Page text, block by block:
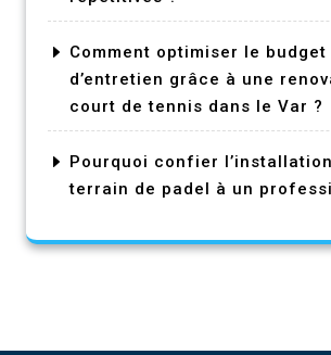
Comment optimiser le budget
d’entretien grâce à une
court de tennis dans le Var ?
Pourquoi confier l’installation
terrain de padel à un